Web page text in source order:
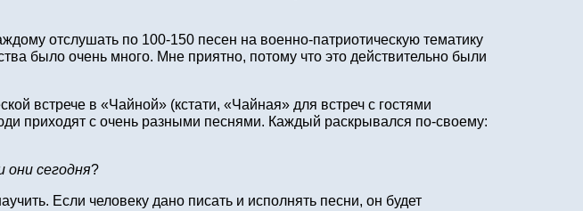
отслушать по 100‑150 песен на военно-патриотическую тематику
было очень много. Мне приятно, потому что это действительно были
встрече в «Чайной» (кстати, «Чайная» для встреч с гостями
приходят с очень разными песнями. Каждый раскрывался по‑своему:
сегодня?
Если человеку дано писать и исполнять песни, он будет